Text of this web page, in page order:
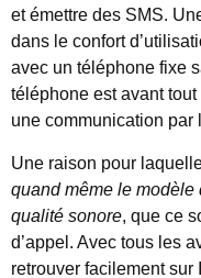
et émettre des SMS.
dans le confort
avec un téléphone fixe
téléphone est avant
une communication par
Une raison pour
quand même le modèle
qualité sonore, que ce
d’appel. Avec tous les
retrouver facilement sur